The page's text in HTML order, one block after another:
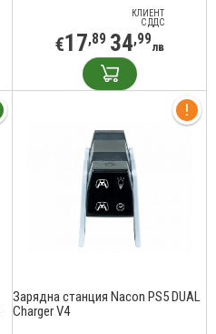
КЛИЕНТ
С ДДС
€17,89 34,99лв
Зарядна станция Nacon PS5 DUAL
Charger V4